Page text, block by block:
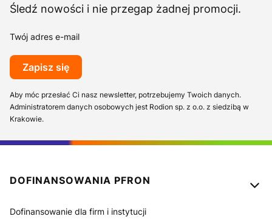
Śledź nowości i nie przegap żadnej promocji.
Twój adres e-mail
Zapisz się
Aby móc przesłać Ci nasz newsletter, potrzebujemy Twoich danych.
Administratorem danych osobowych jest Rodion sp. z o.o. z siedzibą w
Krakowie.
Linki w stopce
DOFINANSOWANIA PFRON
Dofinansowanie dla firm i instytucji